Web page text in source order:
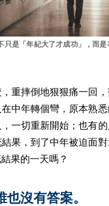
只是「年紀大了才成功」，而是
重摔倒地狠狠痛一回
中年轉個彎，原本熟悉
一切重新開始；也有
果，到了中年被迫面
果的一天嗎？
也沒有答案。